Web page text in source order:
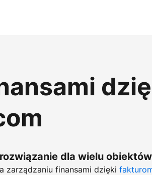
dla wielu obiektów
zarządzaniu finansami dzięki